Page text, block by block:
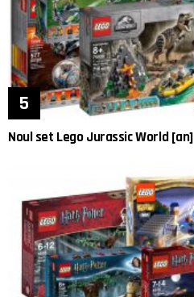
Noul set Lego Jurassic World [an]